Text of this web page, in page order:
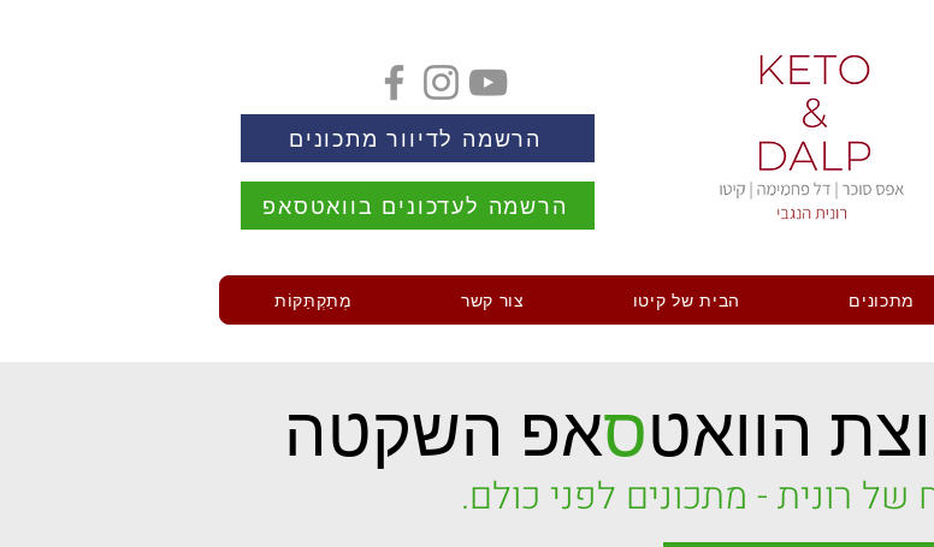
הרשמה לדיוור מתכונים
הרשמה לעדכונים בוואטסאפ
מתכונים הבית של קיטו צור קשר מְתַקְתַּקּוֹת
הוואטסאפ השקטה
רונית - מתכונים לפני כולם.